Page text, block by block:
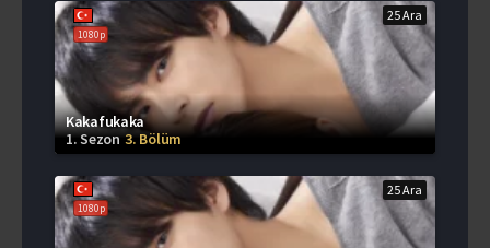
1080p
25 Ara
Kakafukaka
1. Sezon3. Bölüm
1080p
25 Ara